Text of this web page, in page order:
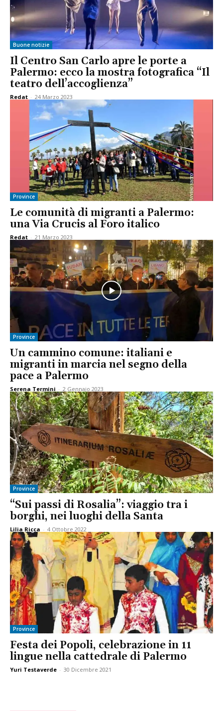
Buone notizie
Il Centro San Carlo apre le porte a
Palermo: ecco la mostra fotografica “Il
teatro dell’accoglienza”
Redat - 24 Marzo 2023
Province
Le comunità di migranti a Palermo:
una Via Crucis al Foro italico
Redat - 21 Marzo 2023
Province
Un cammino comune: italiani e
migranti in marcia nel segno della
pace a Palermo
Serena Termini - 2 Gennaio 2023
Province
“Sui passi di Rosalia”: viaggio tra i
borghi, nei luoghi della Santa
Lilia Ricca - 4 Ottobre 2022
Province
Festa dei Popoli, celebrazione in 11
lingue nella cattedrale di Palermo
Yuri Testaverde - 30 Dicembre 2021